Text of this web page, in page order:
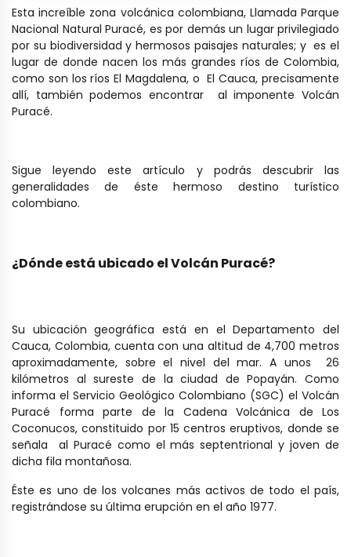
Esta increíble zona volcánica colombiana, Llamada Parque
Nacional Natural Puracé, es por demás un lugar privilegiado
por su biodiversidad y hermosos paisajes naturales; y es el
lugar de donde nacen los más grandes ríos de Colombia,
como son los ríos El Magdalena, o El Cauca, precisamente
allí, también podemos encontrar al imponente Volcán
Puracé.
Sigue leyendo este artículo y podrás descubrir las
generalidades de éste hermoso destino turístico
colombiano.
¿Dónde está ubicado el Volcán Puracé?
Su ubicación geográfica está en el Departamento del
Cauca, Colombia, cuenta con una altitud de 4,700 metros
aproximadamente, sobre el nivel del mar. A unos 26
kilómetros al sureste de la ciudad de Popayán. Como
informa el Servicio Geológico Colombiano (SGC) el Volcán
Puracé forma parte de la Cadena Volcánica de Los
Coconucos, constituido por 15 centros eruptivos, donde se
señala al Puracé como el más septentrional y joven de
dicha fila montañosa.
Éste es uno de los volcanes más activos de todo el país,
registrándose su última erupción en el año 1977.